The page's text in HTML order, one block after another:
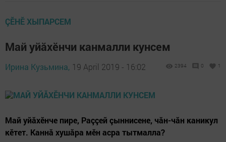
ÇӖНӖ ХЫПАРСЕМ
Май уйăхӗнчи канмалли кунсем
Ирина Кузьмина, 19 April 2019 - 16:02 2394 0 1
Май уйăхӗнче пире, Раççей çыннисене, чăн-чăн каникул
кӗтет. Каннă хушăра мӗн асра тытмалла?